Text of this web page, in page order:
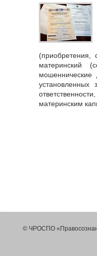
(приобретения,
материнский
мошеннические
установленных
материнским
© ЧРОСПО